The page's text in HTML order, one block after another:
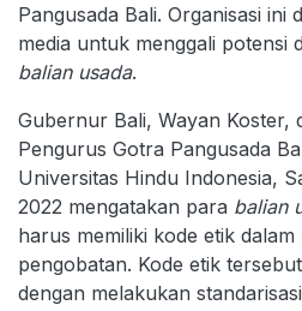
Pangusada Bali. Organisasi ini
media untuk menggali potensi
balian usada.
Gubernur Bali, Wayan Koster,
Pengurus Gotra Pangusada
Universitas Hindu Indonesia,
2022 mengatakan para balian
harus memiliki kode etik
pengobatan. Kode etik
dengan melakukan